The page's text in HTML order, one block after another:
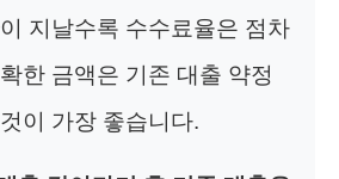
지날수록 수수료율은 점차
한 금액은 기존 대출 약정
이 가장 좋습니다.